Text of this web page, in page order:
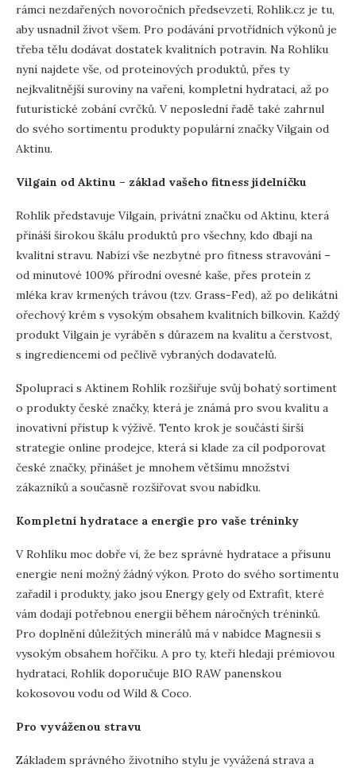
rámci nezdařených novoročních předsevzetí, Rohlik.cz je tu,
aby usnadnil život všem. Pro podávání prvotřídních výkonů je
třeba tělu dodávat dostatek kvalitních potravin. Na Rohlíku
nyní najdete vše, od proteinových produktů, přes ty
nejkvalitnější suroviny na vaření, kompletní hydrataci, až po
futuristické zobání cvrčků. V neposlední řadě také zahrnul
do svého sortimentu produkty populární značky Vilgain od
Aktinu.
Vilgain od Aktinu – základ vašeho fitness jídelníčku
Rohlík představuje Vilgain, privátní značku od Aktinu, která
přináší širokou škálu produktů pro všechny, kdo dbají na
kvalitní stravu. Nabízí vše nezbytné pro fitness stravování –
od minutové 100% přírodní ovesné kaše, přes protein z
mléka krav krmených trávou (tzv. Grass-Fed), až po delikátní
ořechový krém s vysokým obsahem kvalitních bílkovin. Každý
produkt Vilgain je vyráběn s důrazem na kvalitu a čerstvost,
s ingrediencemi od pečlivě vybraných dodavatelů.
Spoluprací s Aktinem Rohlík rozšiřuje svůj bohatý sortiment
o produkty české značky, která je známá pro svou kvalitu a
inovativní přístup k výživě. Tento krok je součástí širší
strategie online prodejce, která si klade za cíl podporovat
české značky, přinášet je mnohem většímu množství
zákazníků a současně rozšiřovat svou nabídku.
Kompletní hydratace a energie pro vaše tréninky
V Rohlíku moc dobře ví, že bez správné hydratace a přísunu
energie není možný žádný výkon. Proto do svého sortimentu
zařadil i produkty, jako jsou Energy gely od Extrafit, které
vám dodají potřebnou energii během náročných tréninků.
Pro doplnění důležitých minerálů má v nabídce Magnesii s
vysokým obsahem hořčíku. A pro ty, kteří hledají prémiovou
hydrataci, Rohlík doporučuje BIO RAW panenskou
kokosovou vodu od Wild & Coco.
Pro vyváženou stravu
Základem správného životního stylu je vyvážená strava a